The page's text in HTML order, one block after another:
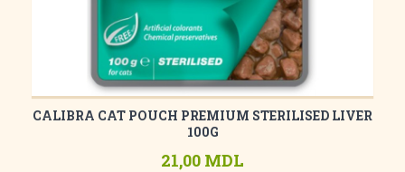
CALIBRA CAT POUCH PREMIUM STERILISED LIVER
100G
21,00 MDL